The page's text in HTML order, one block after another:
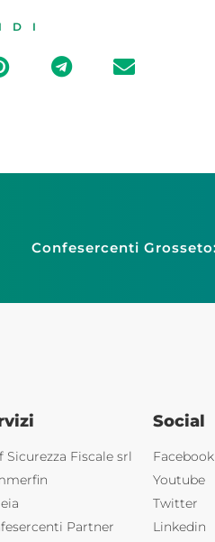
Sicurezza Fiscale srl
Partner
Social
Facebook
Youtube
Twitter
Linkedin